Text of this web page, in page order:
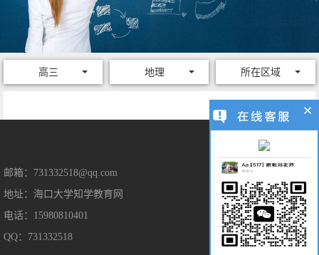
高三 地理 所在区域
邮箱：731332518@qq.com
地址：海口大学知学教育网
电话：15980810401
QQ：731332518
售后保障
售后服务
隐私保护
免责声明